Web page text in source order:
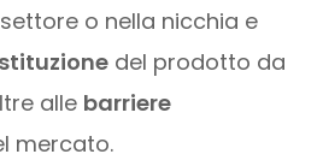
o nella nicchia e
del prodotto da
alle barriere
mercato.